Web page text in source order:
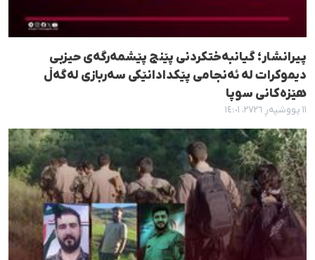
پیرانشار؛ گیانبەختکردنی پێنج پێشمەرگەی حیزبی
دیموکرات لە ئەنجامی پێکدادانێکی سەربازی لەگەڵ
هێزەکانی سوپا
١١ پووشپەڕ ٢٧٢٦، ١٤:٠١